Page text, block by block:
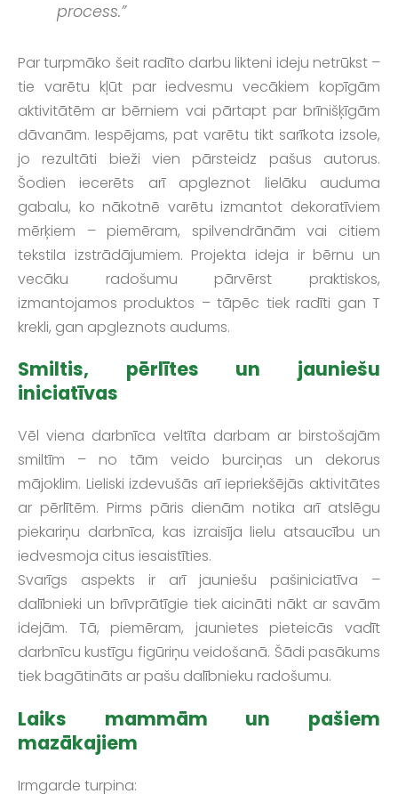
process.”
Par turpmāko šeit radīto darbu likteni ideju netrūkst –
tie varētu kļūt par iedvesmu vecākiem kopīgām
aktivitātēm ar bērniem vai pārtapt par brīnišķīgām
dāvanām. Iespējams, pat varētu tikt sarīkota izsole,
jo rezultāti bieži vien pārsteidz pašus autorus.
Šodien iecerēts arī apgleznot lielāku auduma
gabalu, ko nākotnē varētu izmantot dekoratīviem
mērķiem – piemēram, spilvendrānām vai citiem
tekstila izstrādājumiem. Projekta ideja ir bērnu un
vecāku radošumu pārvērst praktiskos,
izmantojamos produktos – tāpēc tiek radīti gan T
krekli, gan apgleznots audums.
Smiltis, pērlītes un jauniešu
iniciatīvas
Vēl viena darbnīca veltīta darbam ar birstošajām
smiltīm – no tām veido burciņas un dekorus
mājoklim. Lieliski izdevušās arī iepriekšējās aktivitātes
ar pērlītēm. Pirms pāris dienām notika arī atslēgu
piekariņu darbnīca, kas izraisīja lielu atsaucību un
iedvesmoja citus iesaistīties.
Svarīgs aspekts ir arī jauniešu pašiniciatīva –
dalībnieki un brīvprātīgie tiek aicināti nākt ar savām
idejām. Tā, piemēram, jaunietes pieteicās vadīt
darbnīcu kustīgu figūriņu veidošanā. Šādi pasākums
tiek bagātināts ar pašu dalībnieku radošumu.
Laiks mammām un pašiem
mazākajiem
Irmgarde turpina: